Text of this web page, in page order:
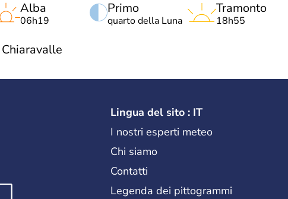
Primo
quarto della Luna
Alba
06h19
Tramonto
18h55
Lingua del sito : IT
I nostri esperti meteo
Chi siamo
Contatti
Legenda dei pittogrammi